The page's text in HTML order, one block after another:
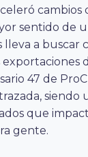
cambios
sentido de
lleva a
47 de
siendo
que
gente.